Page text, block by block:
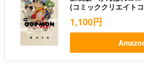
(コミッククリエイト
1,100円